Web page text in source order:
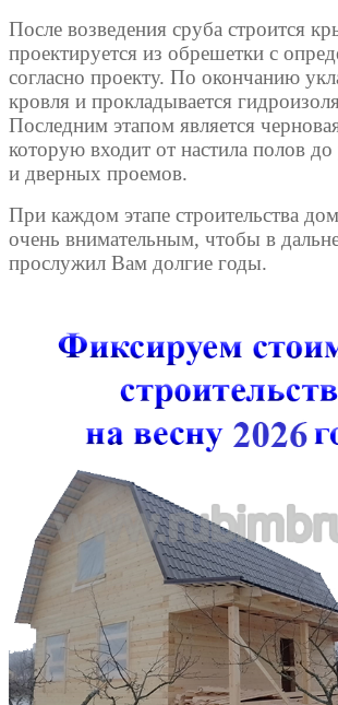
После возведения сруба строится
проектируется из обрешетки с
согласно проекту. По окончанию
кровля и прокладывается
Последним этапом является
которую входит от настила полов
и дверных проемов.
При каждом этапе строительства
очень внимательным, чтобы в
прослужил Вам долгие годы.